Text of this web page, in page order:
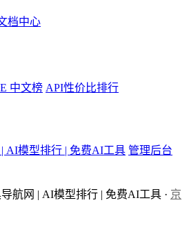
档中心
中文榜 API性价比排行
AI模型排行 | 免费AI工具 管理后台
航网 | AI模型排行 | 免费AI工具 · 京